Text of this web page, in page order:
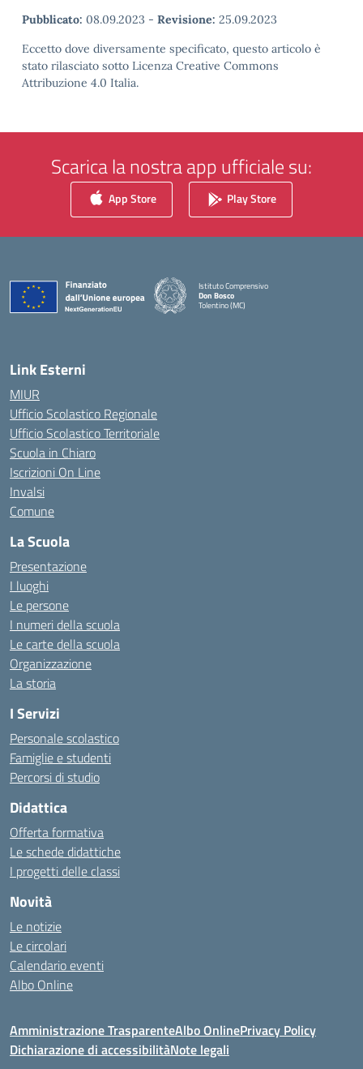
Pubblicato: 08.09.2023 - Revisione: 25.09.2023
Eccetto dove diversamente specificato, questo articolo è
stato rilasciato sotto Licenza Creative Commons
Attribuzione 4.0 Italia.
Scarica la nostra app ufficiale su:
App Store Play Store
Istituto Comprensivo
Don Bosco
Tolentino (MC)
Link Esterni
MIUR
Ufficio Scolastico Regionale
Ufficio Scolastico Territoriale
Scuola in Chiaro
Iscrizioni On Line
Invalsi
Comune
La Scuola
Presentazione
I luoghi
Le persone
I numeri della scuola
Le carte della scuola
Organizzazione
La storia
I Servizi
Personale scolastico
Famiglie e studenti
Percorsi di studio
Didattica
Offerta formativa
Le schede didattiche
I progetti delle classi
Novità
Le notizie
Le circolari
Calendario eventi
Albo Online
Amministrazione TrasparenteAlbo OnlinePrivacy Policy
Dichiarazione di accessibilitàNote legali